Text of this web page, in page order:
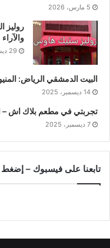
5 مارس، 2026
والآراء
29 ديسمبر، 2025
البيت الدمشقي الرياض:
14 ديسمبر، 2025
تجربتي في مطعم بلاك اش –
7 ديسمبر، 2025
تابعنا على فيسبوك – إضغط Like Page